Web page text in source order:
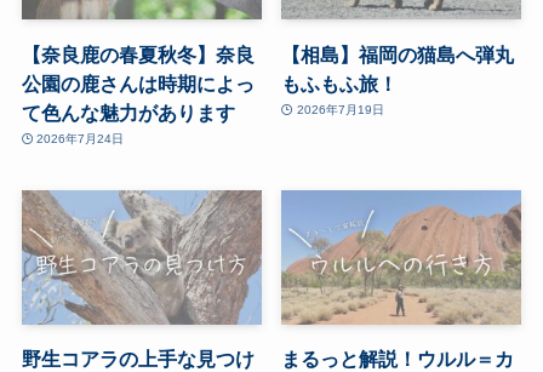
【奈良鹿の春夏秋冬】奈良
公園の鹿さんは時期によっ
て色んな魅力があります
2026年7月24日
【相島】福岡の猫島へ弾丸
もふもふ旅！
2026年7月19日
野生コアラの上手な見つけ
まるっと解説！ウルル＝カ